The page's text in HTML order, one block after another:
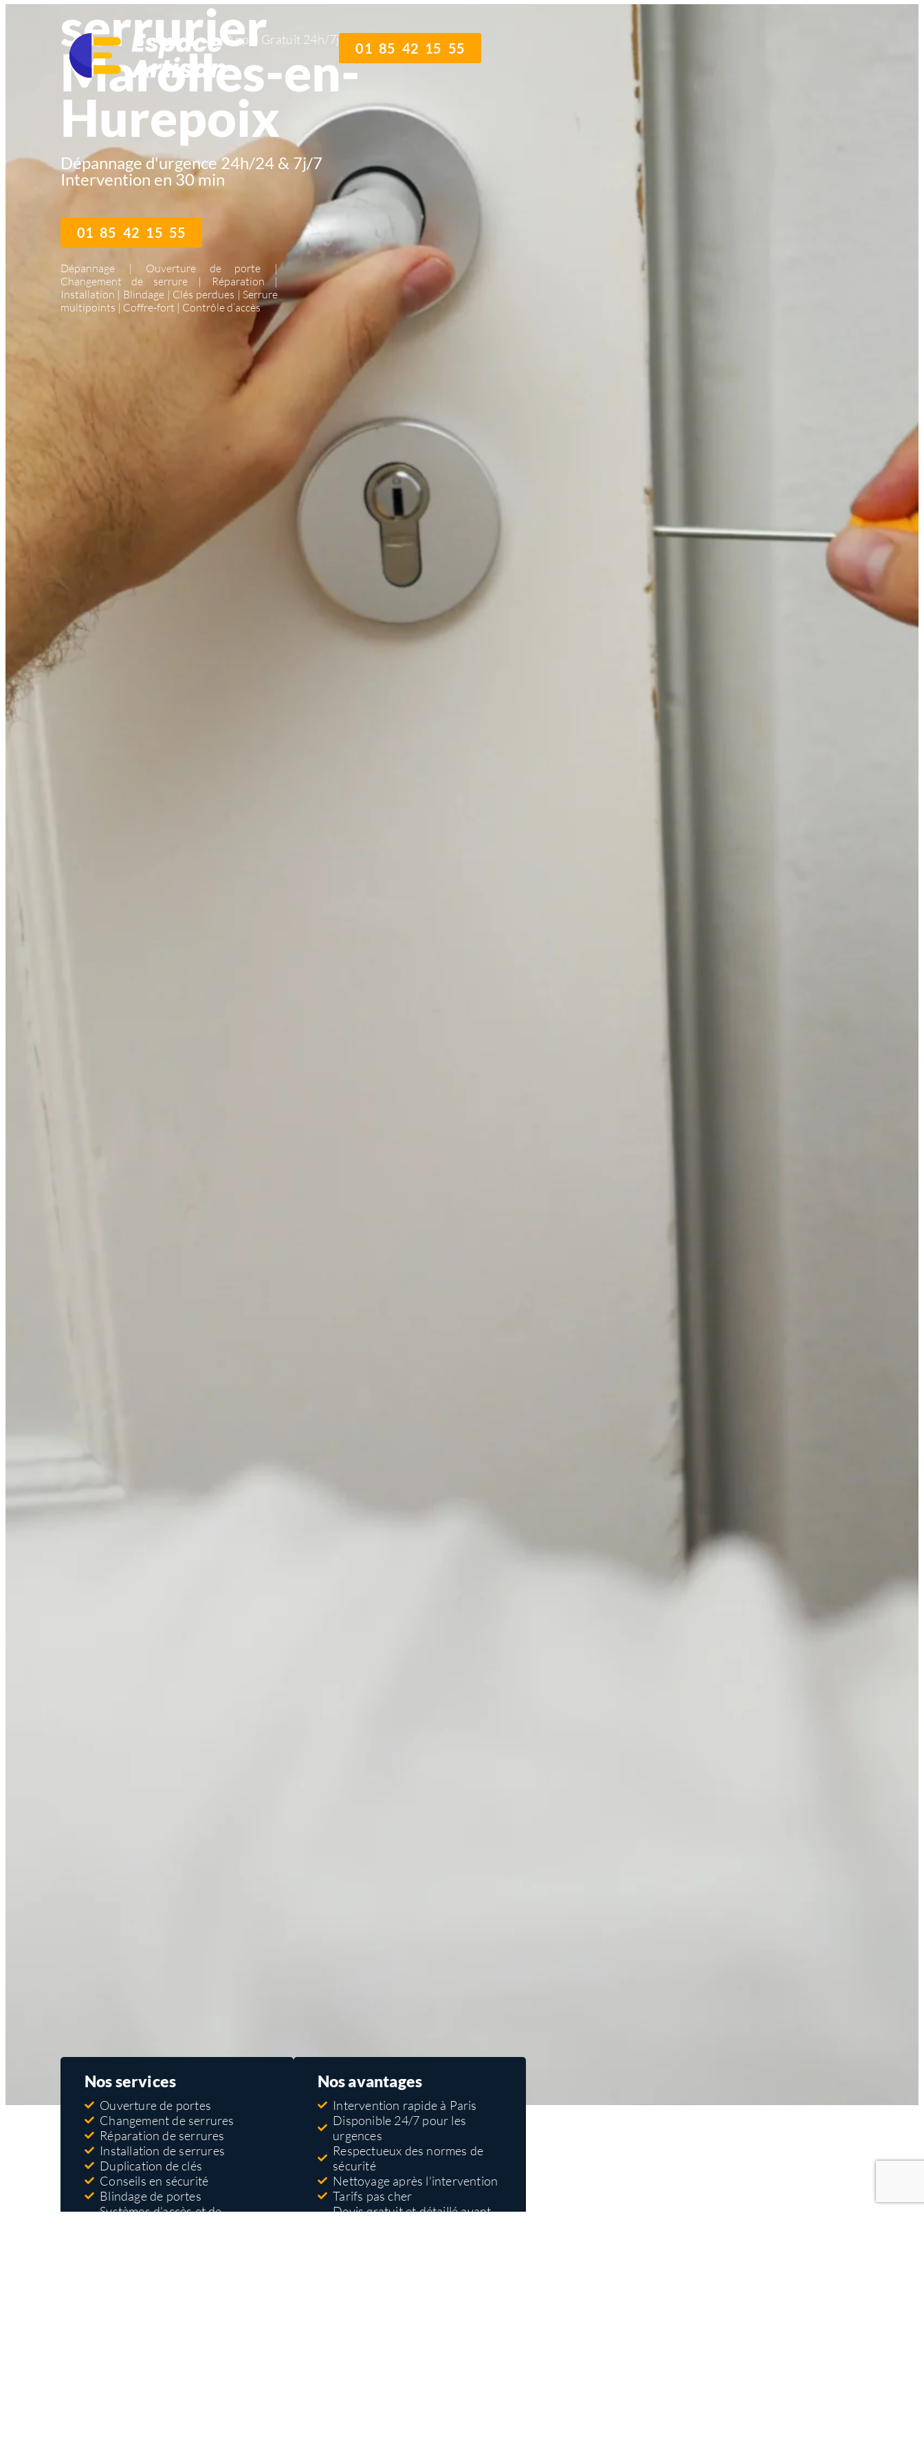
Appel Gratuit 24h/7j
01 85 42 15 55
serrurier
Marolles-en-
Hurepoix
Dépannage d'urgence 24h/24 & 7j/7
Intervention en 30 min
01 85 42 15 55
Dépannage | Ouverture de porte |
Changement de serrure | Réparation |
Installation | Blindage | Clés perdues | Serrure
multipoints | Coffre-fort | Contrôle d’accès
Nos services
Ouverture de portes
Changement de serrures
Réparation de serrures
Installation de serrures
Duplication de clés
Conseils en sécurité
Blindage de portes
Systèmes d'accès et de
Nos avantages
Intervention rapide à Paris
Disponible 24/7 pour les
urgences
Respectueux des normes de
sécurité
Nettoyage après l'intervention
Tarifs pas cher
Devis gratuit et détaillé avant